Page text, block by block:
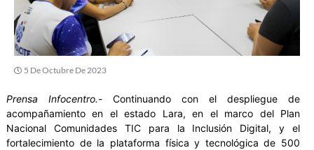
5 De Octubre De 2023
Prensa Infocentro.- Continuando con el despliegue de
acompañamiento en el estado Lara, en el marco del Plan
Nacional Comunidades TIC para la Inclusión Digital, y el
fortalecimiento de la plataforma física y tecnológica de 500